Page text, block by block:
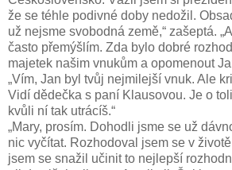
že se téhle podivné doby nedožil.
už nejsme svobodná země,“ zašeptá.
často přemýšlím. Zda bylo dobré
majetek našim vnukům a opomenout
„Vím, Jan byl tvůj nejmilejší vnuk. Ale
Vidí dědečka s paní Klausovou. Je o
kvůli ní tak utrácíš.“
„Mary, prosím. Dohodli jsme se už
nic vyčítat. Rozhodoval jsem se v
jsem se snažil učinit to nejlepší